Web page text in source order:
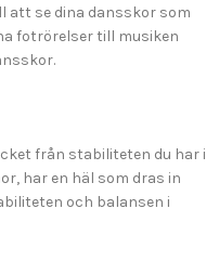
att se dina dansskor som
fotrörelser till musiken
från stabiliteten du har i
har en häl som dras in
och balansen i